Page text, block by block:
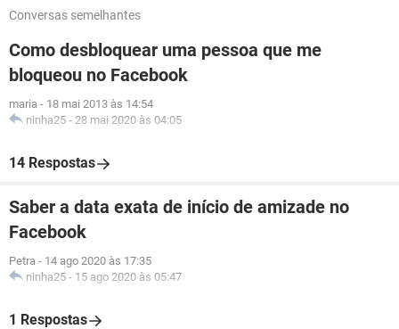
Conversas semelhantes
Como desbloquear uma pessoa que me
bloqueou no Facebook
maria - 18 mai 2013 às 14:54
ninha25 - 28 mai 2020 às 04:05
14 Respostas
Saber a data exata de início de amizade no
Facebook
Petra - 14 ago 2020 às 17:35
ninha25 - 15 ago 2020 às 05:47
1 Respostas